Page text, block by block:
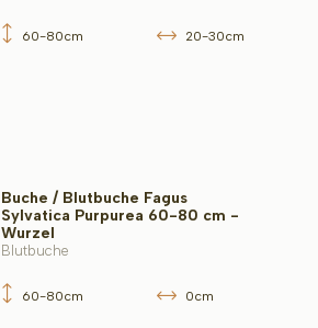
60-80cm 20-30cm
Buche / Blutbuche Fagus
Sylvatica Purpurea 60-80 cm -
Wurzel
Blutbuche
60-80cm 0cm